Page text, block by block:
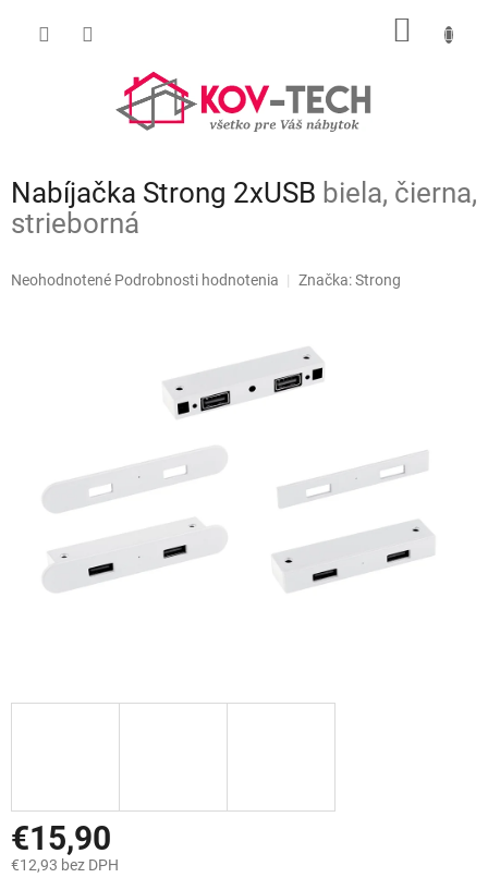
Nabíjačka Strong 2xUSB biela, čierna,
strieborná
Priemerné
Neohodnotené Podrobnosti hodnotenia Značka:Strong
€15,90
€12,93 bez DPH